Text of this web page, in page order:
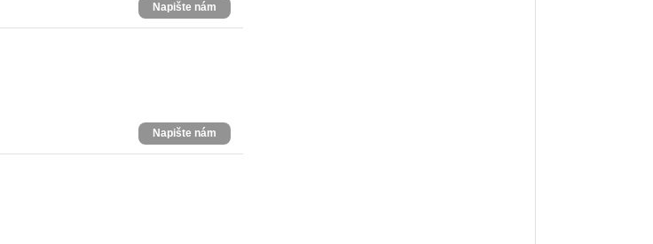
Napište nám
Napište nám